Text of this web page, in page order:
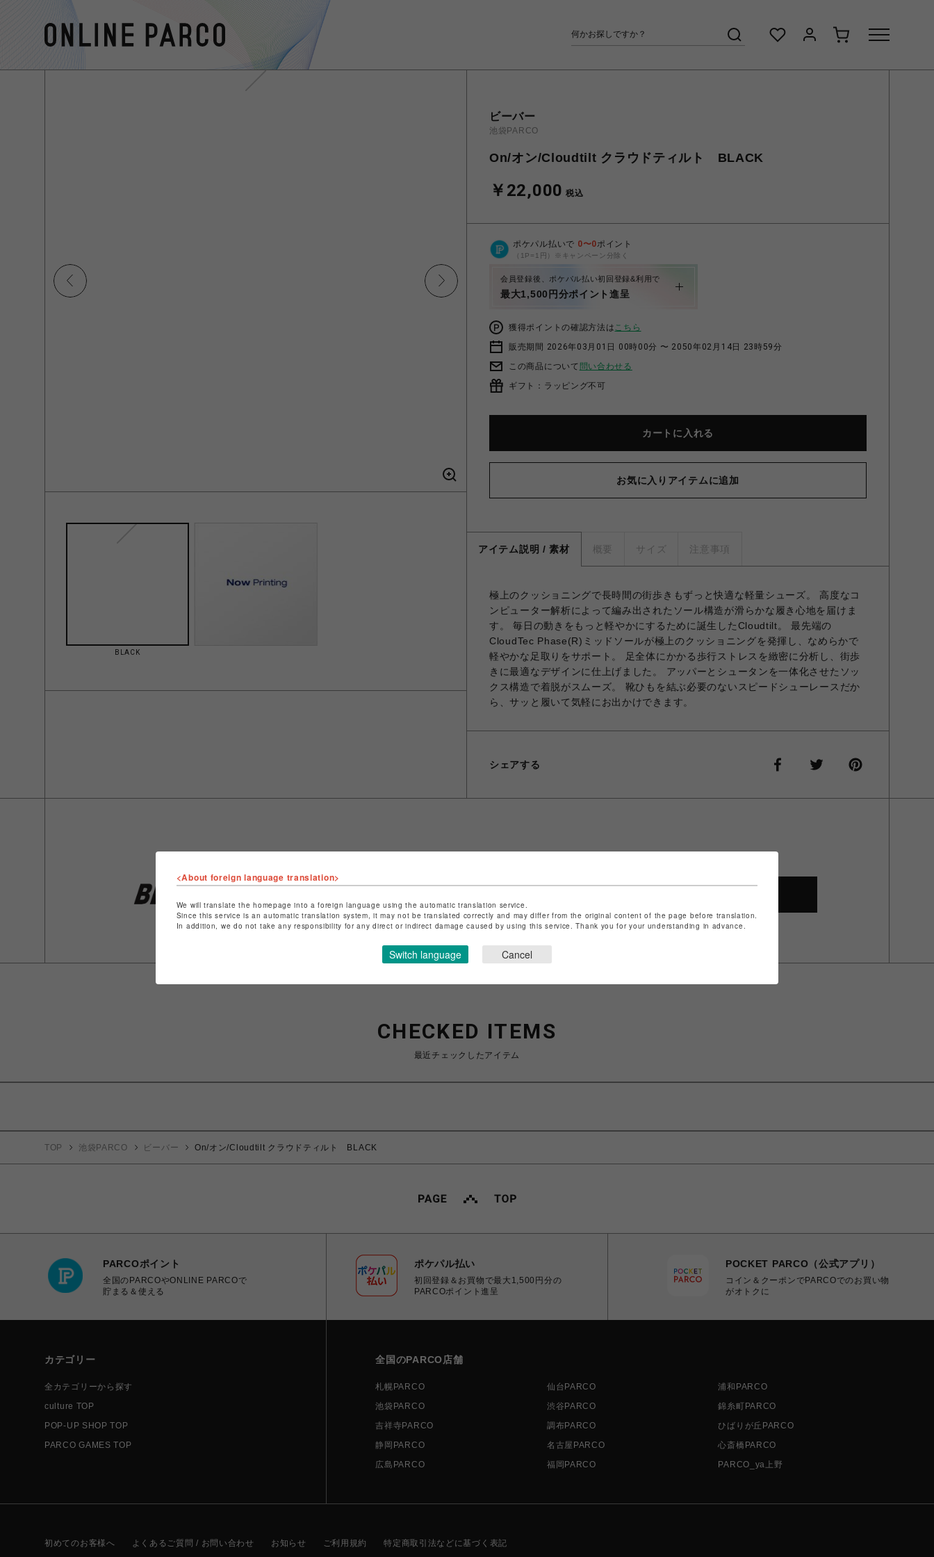
BLACK
ビーバー
池袋PARCO
On/オン/Cloudtilt クラウドティルト BLACK
￥22,000 税込
ポケパル払いで 0〜0ポイント
（1P=1円）※キャンペーン分除く
会員登録後、ポケパル払い初回登録&利用で
最大1,500円分ポイント進呈
獲得ポイントの確認方法はこちら
販売期間 2026年03月01日 00時00分 〜 2050年02月14日 23時59分
この商品について 問い合わせる
ギフト：ラッピング不可
カートに入れる
お気に入りアイテムに追加
アイテム説明 / 素材 概要 サイズ 注意事項
極上のクッショニングで長時間の街歩きもずっと快適な軽量シューズ。 高度なコ
ンピューター解析によって編み出されたソール構造が滑らかな履き心地を届けま
す。 毎日の動きをもっと軽やかにするために誕生したCloudtilt。 最先端の
CloudTec Phase(R)ミッドソールが極上のクッショニングを発揮し、なめらかで
軽やかな足取りをサポート。 足全体にかかる歩行ストレスを緻密に分析し、街歩
きに最適なデザインに仕上げました。 アッパーとシュータンを一体化させたソッ
クス構造で着脱がスムーズ。 靴ひもを結ぶ必要のないスピードシューレースだか
ら、サッと履いて気軽にお出かけできます。
シェアする
店舗名
特定商取引法など法令に基づく表記はこちら
ショップお問い合わせはこちら
CHECKED ITEMS
最近チェックしたアイテム
TOP 池袋PARCO ビーバー On/オン/Cloudtilt クラウドティルト BLACK
PARCOポイント
全国のPARCOやONLINE PARCOで
貯まる＆使える
ポケパル払い
初回登録＆お買物で最大1,500円分の
PARCOポイント進呈
POCKET PARCO（公式アプリ）
コイン＆クーポンでPARCOでのお買い物
がオトクに
カテゴリー
全カテゴリーから探す
culture TOP
POP-UP SHOP TOP
PARCO GAMES TOP
全国のPARCO店舗
札幌PARCO 仙台PARCO
浦和PARCO
池袋PARCO
渋谷PARCO
錦糸町PARCO
吉祥寺PARCO
調布PARCO
ひばりが丘PARCO
静岡PARCO
名古屋PARCO
心斎橋PARCO
広島PARCO
福岡PARCO PARCO_ya上野
初めてのお客様へ よくあるご質問 / お問い合わせ お知らせ ご利用規約 特定商取引法などに基づく表記
<About foreign language translation>
We will translate the homepage into a foreign language using the automatic translation service.
Since this service is an automatic translation system, it may not be translated correctly and may differ from the original content of the page before translation.
In addition, we do not take any responsibility for any direct or indirect damage caused by using this service. Thank you for your understanding in advance.
Switch language Cancel